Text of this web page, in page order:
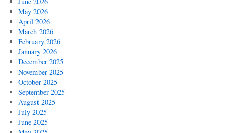
May 2026
April 2026
March 2026
February 2026
January 2026
December 2025
November 2025
October 2025
September 2025
August 2025
July 2025
June 2025